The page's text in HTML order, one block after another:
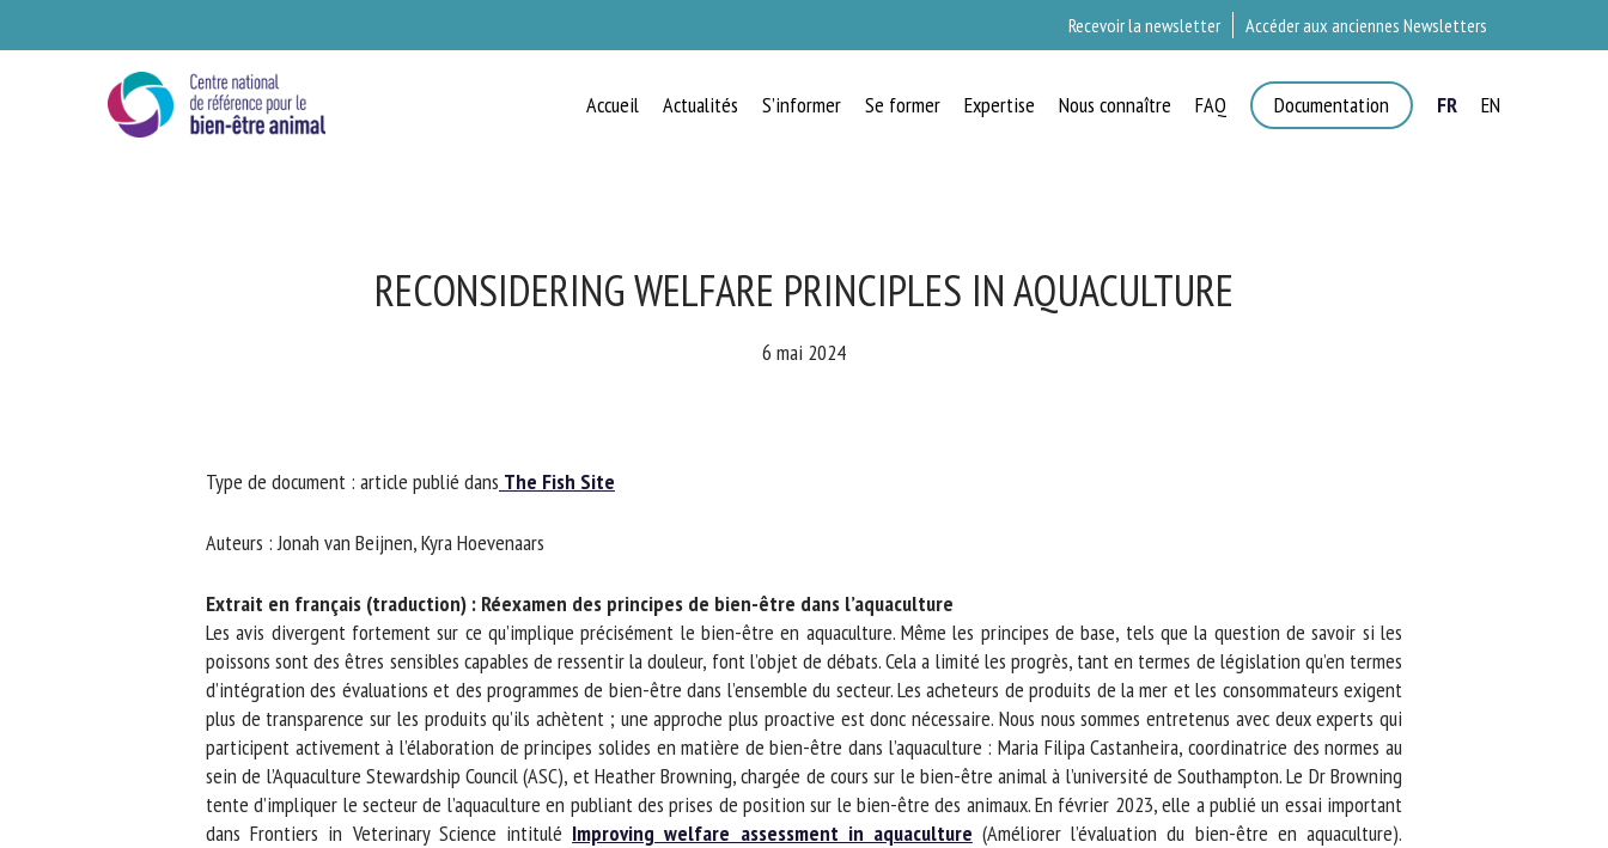
Recevoir la newsletter Accéder aux anciennes Newsletters
Accueil Actualités S’informer Se former Expertise Nous connaître FAQ Documentation FR EN
RECONSIDERING WELFARE PRINCIPLES IN AQUACULTURE
6 mai 2024
Type de document : article publié dansThe Fish Site
Auteurs : Jonah van Beijnen, Kyra Hoevenaars
Extrait en français (traduction) : Réexamen des principes de bien-être dans l’aquaculture
Les avis divergent fortement sur ce qu’implique précisément le bien-être en aquaculture. Même les principes de base, tels que la question de savoir si les
poissons sont des êtres sensibles capables de ressentir la douleur, font l’objet de débats. Cela a limité les progrès, tant en termes de législation qu’en termes
d’intégration des évaluations et des programmes de bien-être dans l’ensemble du secteur. Les acheteurs de produits de la mer et les consommateurs exigent
plus de transparence sur les produits qu’ils achètent ; une approche plus proactive est donc nécessaire. Nous nous sommes entretenus avec deux experts qui
participent activement à l’élaboration de principes solides en matière de bien-être dans l’aquaculture : Maria Filipa Castanheira, coordinatrice des normes au
sein de l’Aquaculture Stewardship Council (ASC), et Heather Browning, chargée de cours sur le bien-être animal à l’université de Southampton. Le Dr Browning
tente d’impliquer le secteur de l’aquaculture en publiant des prises de position sur le bien-être des animaux. En février 2023, elle a publié un essai important
dans Frontiers in Veterinary Science intitulé Improving welfare assessment in aquaculture(Améliorer l’évaluation du bien-être en aquaculture).
BIEN-ÊTRE ANIMAL
Veuillez remplir le formulaire ci-dessous pour vous inscrire à notre newsletter :
Organisme
*
E-mail *
En soumettant ce formulaire, j'accepte que les informations saisies soient
utilisées dans le cadre de la relation avec le CNR BEA. *
Les champs suivis de * sont obligatoires